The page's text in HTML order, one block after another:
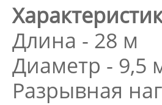
Длина - 28 м
Диаметр - 9,5
Разрывная